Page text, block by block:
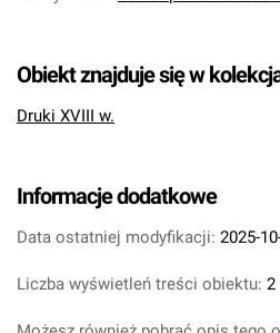
Obiekt znajduje się w
Druki XVIII w.
Informacje dodatkowe
Data ostatniej modyfikacji: 2025-
Liczba wyświetleń treści obiektu: 2